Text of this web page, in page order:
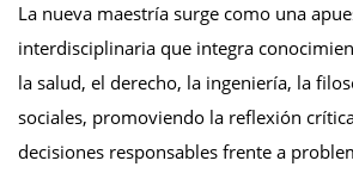
La nueva maestría surge como una
interdisciplinaria que integra
la salud, el derecho, la ingeniería, la
sociales, promoviendo la reflexión
decisiones responsables frente a